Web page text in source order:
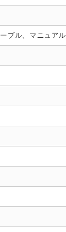
ブル、マニュアル